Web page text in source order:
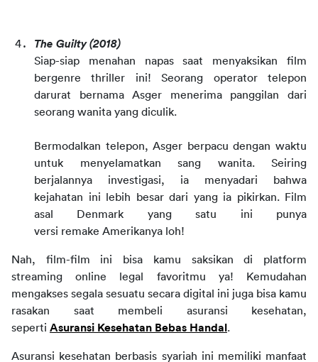
The Guilty (2018)
Siap-siap menahan napas saat menyaksikan film
bergenre
thriller
ini! Seorang operator telepon
darurat bernama Asger menerima panggilan dari
seorang wanita yang diculik.
Bermodalkan telepon, Asger berpacu dengan waktu
untuk menyelamatkan sang wanita. Seiring
berjalannya investigasi, ia menyadari bahwa
kejahatan ini lebih besar dari yang ia pikirkan. Film
asal Denmark yang satu ini punya
versi remake Amerikanya loh!
Nah, film-film ini bisa kamu saksikan di
platform
streaming online
legal favoritmu ya! Kemudahan
mengakses segala sesuatu secara digital ini juga bisa kamu
rasakan saat membeli asuransi kesehatan,
seperti Asuransi Kesehatan Bebas Handal .
Asuransi kesehatan berbasis syariah ini memiliki manfaat